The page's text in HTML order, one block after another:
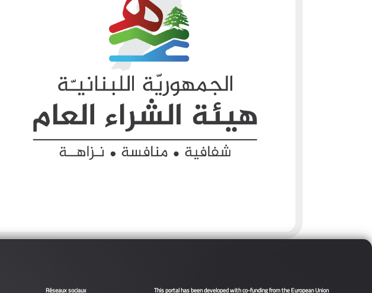
Réseaux sociaux This portal has been developed with co-funding from the European Union